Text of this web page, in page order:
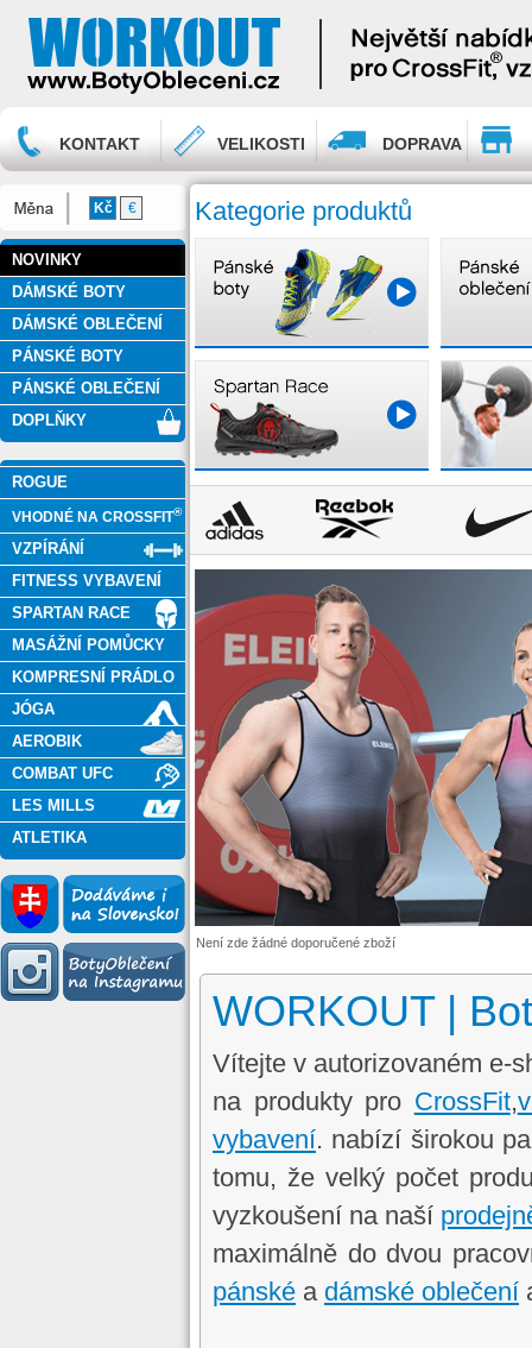
KONTAKT VELIKOSTI DOPRAVA
Kč €
NOVINKY
DÁMSKÉ BOTY
DÁMSKÉ OBLEČENÍ
PÁNSKÉ BOTY
PÁNSKÉ OBLEČENÍ
DOPLŇKY
ROGUE
VHODNÉ NA CROSSFIT®
VZPÍRÁNÍ
FITNESS VYBAVENÍ
SPARTAN RACE
MASÁŽNÍ POMŮCKY
KOMPRESNÍ PRÁDLO
JÓGA
AEROBIK
COMBAT UFC
LES MILLS
ATLETIKA
Kategorie produktů
Není zde žádné doporučené zboží
WORKOUT |
Vítejte v autorizovaném e-
na produkty pro CrossFit,
vybavení. nabízí širokou
tomu, že velký počet
vyzkoušení na naší
maximálně do dvou
pánské a dámské oblečení